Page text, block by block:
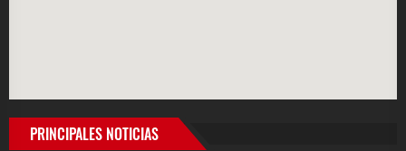
PRINCIPALES NOTICIAS